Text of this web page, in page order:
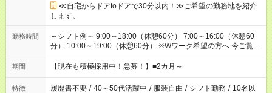
≪自宅からドアtoドアで30分以内！≫ご希望の勤務地を紹介
します。
勤務時間
～シフト例～ 9:00～18:00（休憩60分） 7:00～16:00（休憩60
分） 10:00～19:00（休憩60分） ※Wワーク希望の方へ 今ご覧の
お仕事で希望する勤務時間と、もう1つのお仕事の勤務時間の合
計が 週40時間を超えなければOKです。
期間 【現在も積極採用中！急募！】■2カ月～
特徴 履歴書不要 / 40～50代活躍中 / 服装自由 / シフト勤務 / 10名以